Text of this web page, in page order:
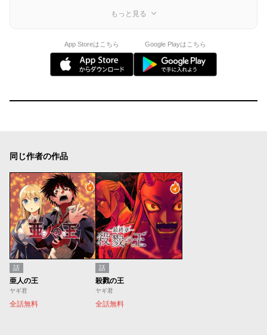
もっと見る
App Storeはこちら Google Playはこちら
同じ作者の作品
話
亜人の王
ヤギ君
全話無料
話
殺戮の王
ヤギ君
全話無料